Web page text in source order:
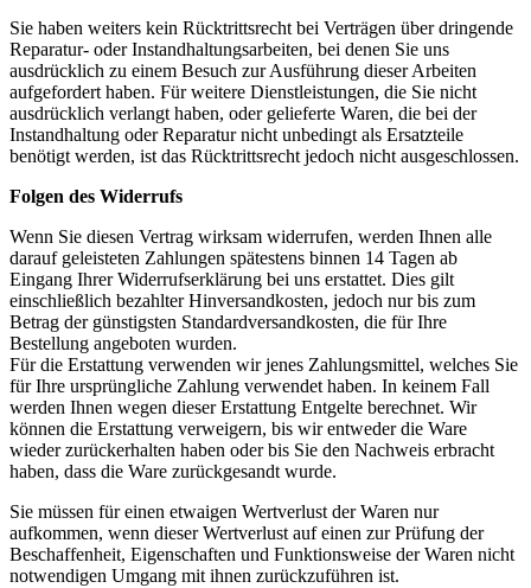
Sie haben weiters kein Rücktrittsrecht bei Verträgen über dringende
Reparatur- oder Instandhaltungsarbeiten, bei denen Sie uns
ausdrücklich zu einem Besuch zur Ausführung dieser Arbeiten
aufgefordert haben. Für weitere Dienstleistungen, die Sie nicht
ausdrücklich verlangt haben, oder gelieferte Waren, die bei der
Instandhaltung oder Reparatur nicht unbedingt als Ersatzteile
benötigt werden, ist das Rücktrittsrecht jedoch nicht ausgeschlossen.
Folgen des Widerrufs
Wenn Sie diesen Vertrag wirksam widerrufen, werden Ihnen alle
darauf geleisteten Zahlungen spätestens binnen 14 Tagen ab
Eingang Ihrer Widerrufserklärung bei uns erstattet. Dies gilt
einschließlich bezahlter Hinversandkosten, jedoch nur bis zum
Betrag der günstigsten Standardversandkosten, die für Ihre
Bestellung angeboten wurden.
Für die Erstattung verwenden wir jenes Zahlungsmittel, welches Sie
für Ihre ursprüngliche Zahlung verwendet haben. In keinem Fall
werden Ihnen wegen dieser Erstattung Entgelte berechnet. Wir
können die Erstattung verweigern, bis wir entweder die Ware
wieder zurückerhalten haben oder bis Sie den Nachweis erbracht
haben, dass die Ware zurückgesandt wurde.
Sie müssen für einen etwaigen Wertverlust der Waren nur
aufkommen, wenn dieser Wertverlust auf einen zur Prüfung der
Beschaffenheit, Eigenschaften und Funktionsweise der Waren nicht
notwendigen Umgang mit ihnen zurückzuführen ist.